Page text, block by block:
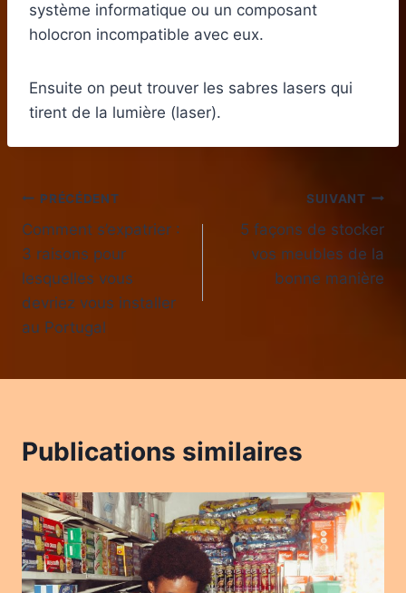
système informatique ou un composant
holocron incompatible avec eux.
Ensuite on peut trouver les sabres lasers qui
tirent de la lumière (laser).
Navigation
de
l’article
PRÉCÉDENT
Comment s’expatrier :
3 raisons pour
lesquelles vous
devriez vous installer
au Portugal
SUIVANT
5 façons de stocker
vos meubles de la
bonne manière
Publications similaires